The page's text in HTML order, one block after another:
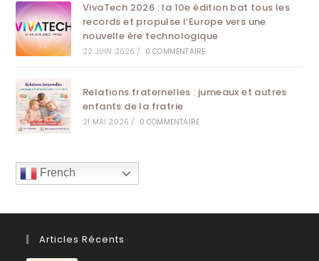
VivaTech 2026 : la 10e édition bat tous les
records et propulse l’Europe vers une
nouvelle ère technologique
22 JUIN 2026 / 0 COMMENTAIRE
Relations fraternelles : jumeaux et autres
enfants de la fratrie
21 MAI 2026 / 0 COMMENTAIRE
French
Articles Récents